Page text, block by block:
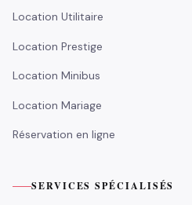
Location Utilitaire
Location Prestige
Location Minibus
Location Mariage
Réservation en ligne
SERVICES SPÉCIALISÉS